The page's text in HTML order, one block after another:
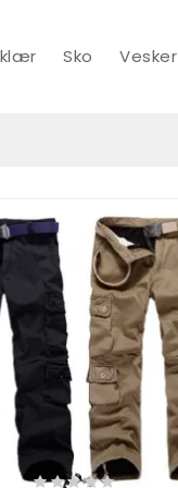
Sko Vesker